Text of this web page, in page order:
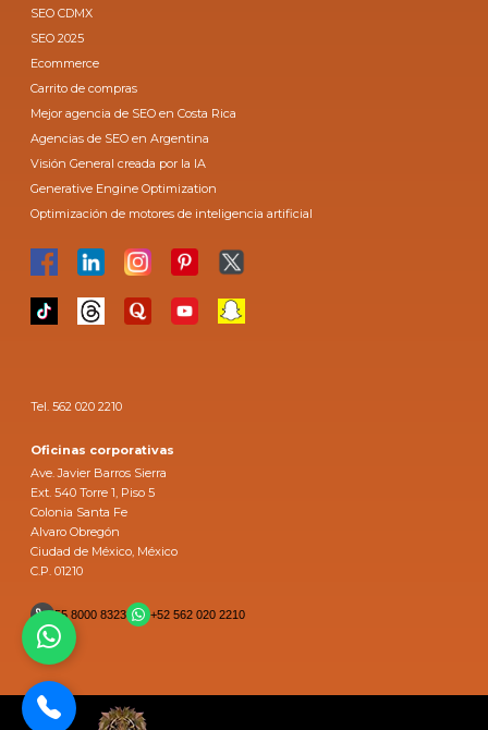
SEO CDMX
SEO 2025
Ecommerce
Carrito de compras
Mejor agencia de SEO en Costa Rica
Agencias de SEO en Argentina
Visión General creada por la IA
Generative Engine Optimization
Optimización de motores de inteligencia artificial
Tel. 562 020 2210
Oficinas corporativas
Ave. Javier Barros Sierra
Ext. 540 Torre 1, Piso 5
Colonia Santa Fe
Alvaro Obregón
Ciudad de México, México
C.P. 01210
55 8000 8323 +52 562 020 2210